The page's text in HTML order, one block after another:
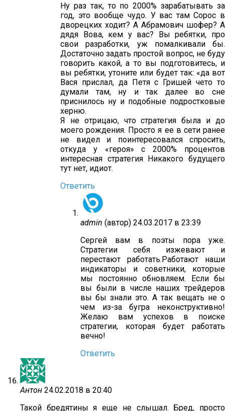
Ну раз так, то по 2000% зарабатывать за
год, это вообще чудо. У вас там Сорос в
дворецких ходит? А Абрамович шофер? А
дядя Вова, кем у вас? Вы ребятки, про
свои разработки, уж помалкивали бы.
Достаточно задать простой вопрос, не буду
говорить какой, а то вы подготовитесь, и
вы ребятки, утоните или будет так: «да вот
Вася прислал, да Петя с Гришей чето то
думали там, ну и так далее во сне
приснилось ну и подобные подростковые
херню.
Я не отрицаю, что стратегия была и до
моего рождения. Просто я ее в сети ранее
не видел и поинтересовался спросить,
откуда у «героя» с 2000% процентов
интересная стратегия Никакого будущего
тут нет, идиот.
Ответить
admin (автор) 24.03.2017 в 23:39
Сергей вам в поэты пора уже.
Стратегии себя изжевают и
перестают работать.Работают наши
индикаторы и советники, которые
мы постоянно обновляем. Если бы
вы были в числе наших трейдеров
вы бы знали это. А так вещать не о
чем из-за бугра неконструктивно!
Желаю вам успехов в поиске
стратегии, которая будет работать
вечно!
Ответить
Антон 24.02.2018 в 20:40
Такой бредятины я еще не слышал. Бред, просто